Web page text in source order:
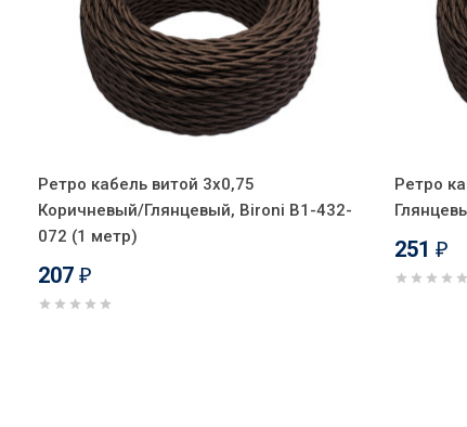
Ретро кабель витой 3x0,75
Коричневый/Глянцевый, Bironi B1-432-
072 (1 метр)
207 ₽
Ретро
251 ₽